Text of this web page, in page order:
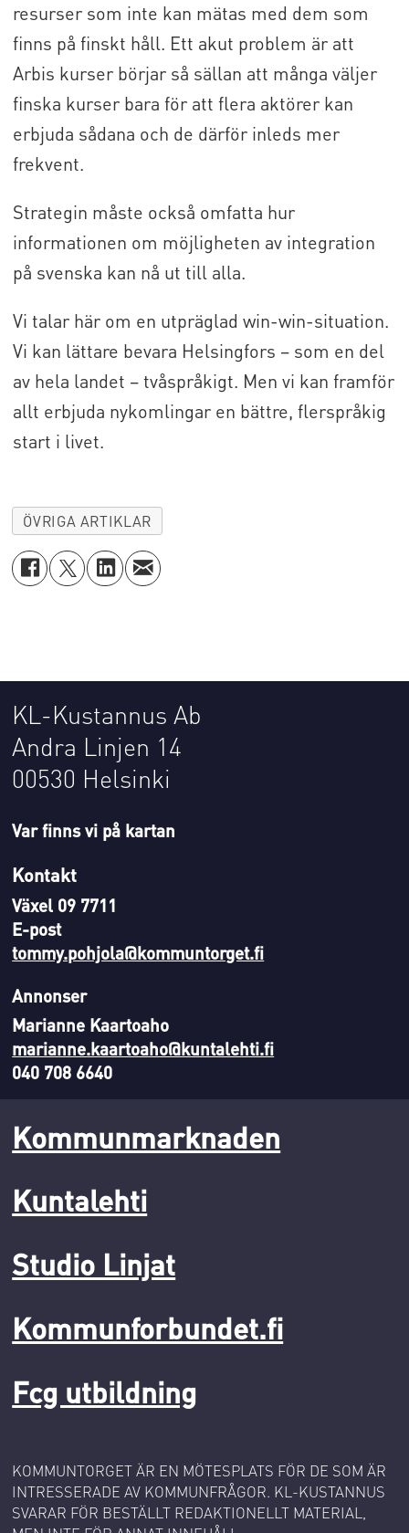
resurser som inte kan mätas med dem som
finns på finskt håll. Ett akut problem är att
Arbis kurser börjar så sällan att många väljer
finska kurser bara för att flera aktörer kan
erbjuda sådana och de därför inleds mer
frekvent.
Strategin måste också omfatta hur
informationen om möjligheten av integration
på svenska kan nå ut till alla.
Vi talar här om en utpräglad win-win-situation.
Vi kan lättare bevara Helsingfors – som en del
av hela landet – tvåspråkigt. Men vi kan framför
allt erbjuda nykomlingar en bättre, flerspråkig
start i livet.
ÖVRIGA ARTIKLAR
KL-Kustannus Ab
Andra Linjen 14
00530 Helsinki
Var finns vi på kartan
Kontakt
Växel 09 7711
E-post
tommy.pohjola@kommuntorget.fi
Annonser
Marianne Kaartoaho
marianne.kaartoaho@kuntalehti.fi
040 708 6640
Kommunmarknaden
Kuntalehti
Studio Linjat
Kommunforbundet.fi
Fcg utbildning
KOMMUNTORGET ÄR EN MÖTESPLATS FÖR DE SOM ÄR
INTRESSERADE AV KOMMUNFRÅGOR. KL-KUSTANNUS
SVARAR FÖR BESTÄLLT REDAKTIONELLT MATERIAL,